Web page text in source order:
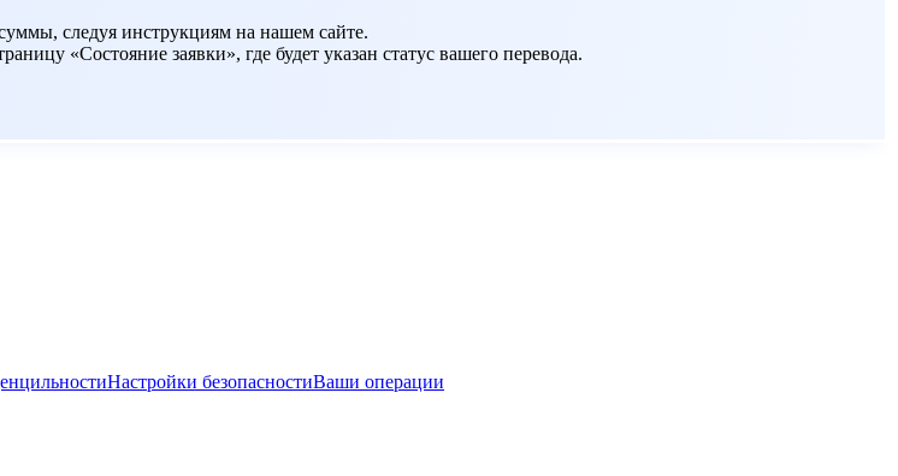
следуя инструкциям на нашем сайте.
«Состояние заявки», где будет указан статус вашего перевода.
Настройки безопасностиВаши операции